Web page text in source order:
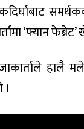
‘फ्यान
जाकार्ताले